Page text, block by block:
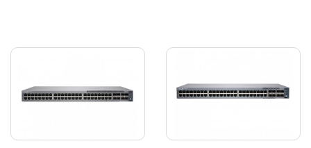
• Fan module: 0.07 kg
Ranges
113° F (0° to 45° C)
• Storage temperature: -40° to
• Operating altitude: Up to 5000 ft